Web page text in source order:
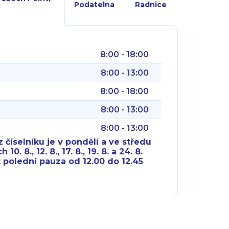
Podatelna Radnice
8:00 - 18:00
8:00 - 13:00
8:00 - 18:00
8:00 - 13:00
8:00 - 13:00
číselníku je v pondělí a ve středu
10. 8., 12. 8., 17. 8., 19. 8. a 24. 8.
pauza od 12.00 do 12.45